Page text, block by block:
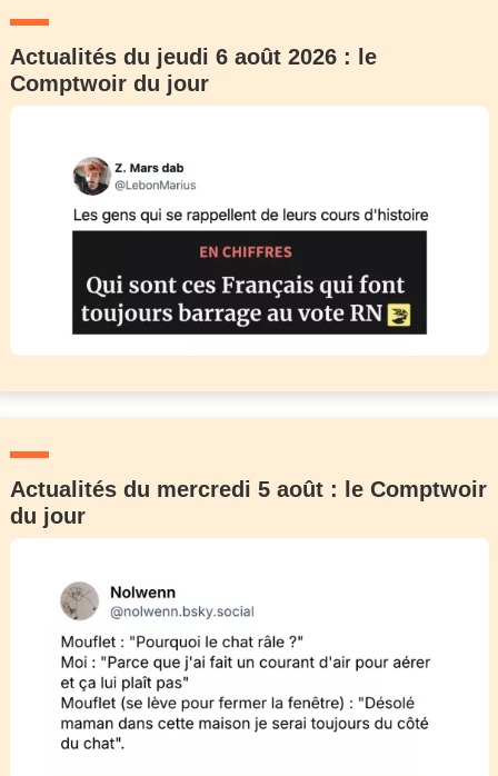
Actualités du jeudi 6 août 2026 : le
Comptwoir du jour
Actualités du mercredi 5 août : le Comptwoir
du jour